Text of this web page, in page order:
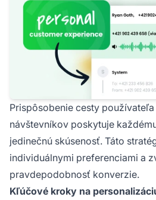
Prispôsobenie cesty
návštevníkov poskytuje
jedinečnú skúsenosť. Táto
individuálnymi preferenciami a
pravdepodobnosť konverzie.
Kľúčové kroky na